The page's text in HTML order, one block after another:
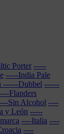
Porter -----
-----India Pale
------Dubbel ------
Flanders
Sin Alcohol ----
y León -----
----Italia ----
----